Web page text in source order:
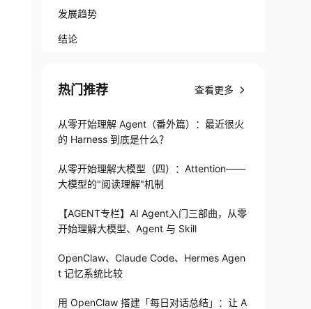
发展趋势
结论
热门推荐 查看更多
从零开始理解 Agent（番外篇）：最近很火
的 Harness 到底是什么？
从零开始理解大模型（四）：Attention——
大模型的"阅读理解"机制
【AGENT专栏】AI Agent入门三部曲，从零
开始理解大模型、Agent 与 Skill
OpenClaw、Claude Code、Hermes Agen
t 记忆系统比较
用 OpenClaw 搭建「每日对话总结」：让 A